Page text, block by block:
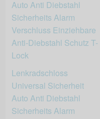
Lenkradschloss
Universal Sicherheit
Auto Anti Diebstahl
Sicherheits Alarm